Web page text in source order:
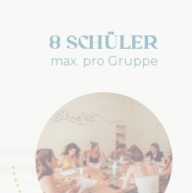
8 Schüler
max. pro Gruppe